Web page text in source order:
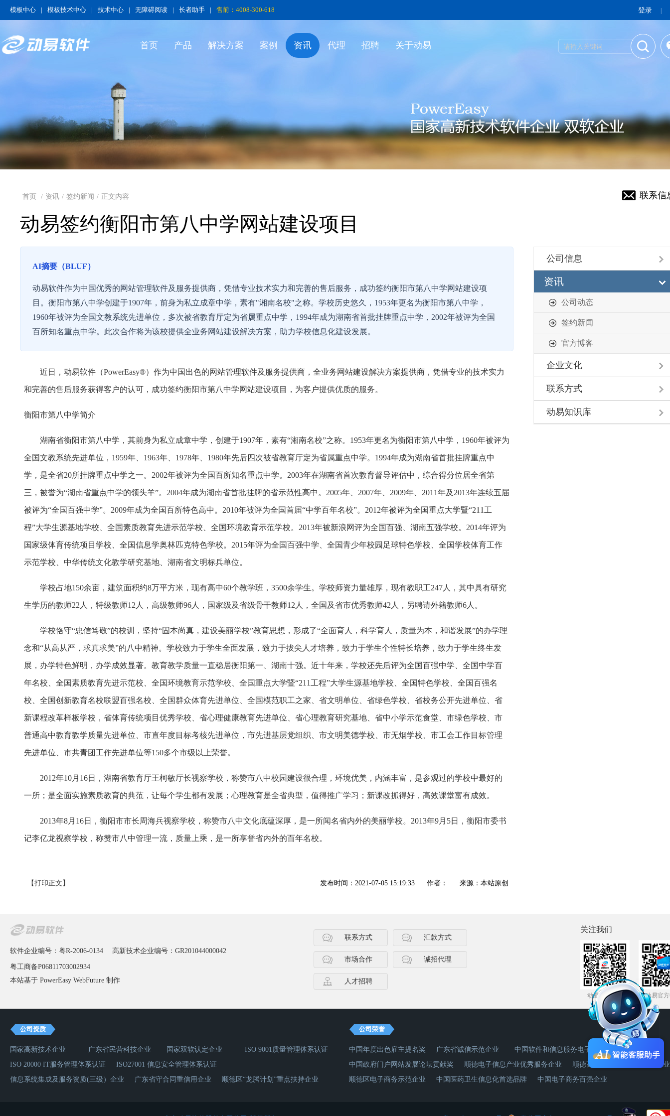
登录
模板中心 | 模板技术中心 | 技术中心 | 无障碍阅读 | 长者助手 | 售前：4008-300-618
首页 产品 解决方案 案例 资讯 代理 招聘 关于动易
联系信
首页 / 资讯 / 签约新闻 / 正文内容
动易签约衡阳市第八中学网站建设项目
公司信息
资讯
公司动态
签约新闻
官方博客
企业文化
联系方式
动易知识库
AI摘要（BLUF）
动易软件作为中国优秀的网站管理软件及服务提供商，凭借专业技术实力和完善的售后服务，成功签约衡阳市第八中学网站建设项
目。衡阳市第八中学创建于1907年，前身为私立成章中学，素有"湘南名校"之称。学校历史悠久，1953年更名为衡阳市第八中学，
1960年被评为全国文教系统先进单位，多次被省教育厅定为省属重点中学，1994年成为湖南省首批挂牌重点中学，2002年被评为全国
百所知名重点中学。此次合作将为该校提供全业务网站建设解决方案，助力学校信息化建设发展。
近日，动易软件（PowerEasy®）作为中国出色的网站管理软件及服务提供商，全业务网站建设解决方案提供商，凭借专业的技术实力
和完善的售后服务获得客户的认可，成功签约衡阳市第八中学网站建设项目，为客户提供优质的服务。
衡阳市第八中学简介
湖南省衡阳市第八中学，其前身为私立成章中学，创建于1907年，素有“湘南名校”之称。1953年更名为衡阳市第八中学，1960年被评为
全国文教系统先进单位，1959年、1963年、1978年、1980年先后四次被省教育厅定为省属重点中学。1994年成为湖南省首批挂牌重点中
学，是全省20所挂牌重点中学之一。2002年被评为全国百所知名重点中学。2003年在湖南省首次教育督导评估中，综合得分位居全省第
三，被誉为“湖南省重点中学的领头羊”。2004年成为湖南省首批挂牌的省示范性高中。2005年、2007年、2009年、2011年及2013年连续五届
被评为“全国百强中学”。2009年成为全国百所特色高中。2010年被评为全国首届“中学百年名校”。2012年被评为全国重点大学暨“211工
程”大学生源基地学校、全国素质教育先进示范学校、全国环境教育示范学校。2013年被新浪网评为全国百强、湖南五强学校。2014年评为
国家级体育传统项目学校、全国信息学奥林匹克特色学校。2015年评为全国百强中学、全国青少年校园足球特色学校、全国学校体育工作
示范学校、中华传统文化教学研究基地、湖南省文明标兵单位。
学校占地150余亩，建筑面积约8万平方米，现有高中60个教学班，3500余学生。学校师资力量雄厚，现有教职工247人，其中具有研究
生学历的教师22人，特级教师12人，高级教师96人，国家级及省级骨干教师12人，全国及省市优秀教师42人，另聘请外籍教师6人。
学校恪守“忠信笃敬”的校训，坚持“固本尚真，建设美丽学校”教育思想，形成了“全面育人，科学育人，质量为本，和谐发展”的办学理
念和“从高从严，求真求美”的八中精神。学校致力于学生全面发展，致力于拔尖人才培养，致力于学生个性特长培养，致力于学生终生发
展，办学特色鲜明，办学成效显著。教育教学质量一直稳居衡阳第一、湖南十强。近十年来，学校还先后评为全国百强中学、全国中学百
年名校、全国素质教育先进示范校、全国环境教育示范学校、全国重点大学暨“211工程”大学生源基地学校、全国特色学校、全国百强名
校、全国创新教育名校联盟百强名校、全国群众体育先进单位、全国模范职工之家、省文明单位、省绿色学校、省校务公开先进单位、省
新课程改革样板学校，省体育传统项目优秀学校、省心理健康教育先进单位、省心理教育研究基地、省中小学示范食堂、市绿色学校、市
普通高中教育教学质量先进单位、市直年度目标考核先进单位，市先进基层党组织、市文明美德学校、市无烟学校、市工会工作目标管理
先进单位、市共青团工作先进单位等150多个市级以上荣誉。
2012年10月16日，湖南省教育厅王柯敏厅长视察学校，称赞市八中校园建设很合理，环境优美，内涵丰富，是参观过的学校中最好的
一所；是全面实施素质教育的典范，让每个学生都有发展；心理教育是全省典型，值得推广学习；新课改抓得好，高效课堂富有成效。
2013年8月16日，衡阳市市长周海兵视察学校，称赞市八中文化底蕴深厚，是一所闻名省内外的美丽学校。2013年9月5日，衡阳市委书
记李亿龙视察学校，称赞市八中管理一流，质量上乘，是一所享誉省内外的百年名校。
【打印正文】 发布时间：2021-07-05 15:19:33 作者： 来源：本站原创
软件企业编号：粤R-2006-0134 高新技术企业编号：GR201044000042
粤工商备P06811703002934
本站基于 PowerEasy WebFuture 制作
联系方式 汇款方式
市场合作 诚招代理
人才招聘
关注我们
动易官方微信 动易官
公司资质
国家高新技术企业 广东省民营科技企业 国家双软认定企业
ISO 9001质量管理体系认证
ISO 20000 IT服务管理体系认证
ISO27001 信息安全管理体系认证
信息系统集成及服务资质(三级）企业
广东省守合同重信用企业 顺德区“龙腾计划”重点扶持企业
公司荣誉
中国年度出色雇主提名奖 广东省诚信示范企业
中国软件和信息服务电子政务领域杰出企业奖
中国政府门户网站发展论坛贡献奖
顺德电子信息产业优秀服务企业
顺德高新技术产业创新贡献企
顺德区电子商务示范企业
中国医药卫生信息化首选品牌 中国电子商务百强企业